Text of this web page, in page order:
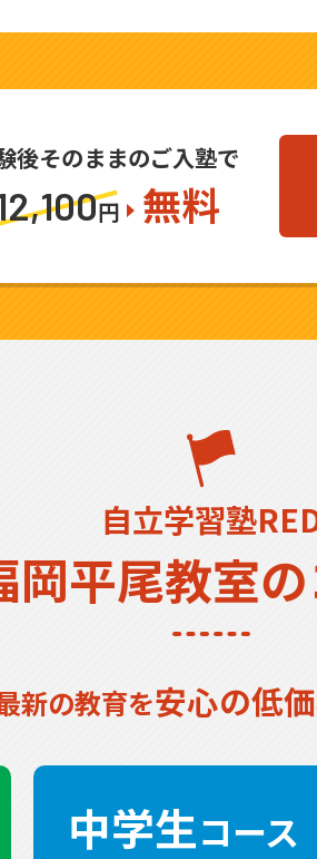
後そのままのご入塾で
円 無料
自立学習塾
岡平尾教室
新の教育を安心の低
中学生コース